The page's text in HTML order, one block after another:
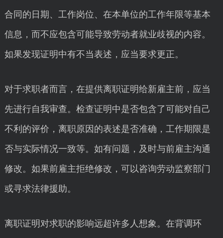
合同的日期、工作岗位、在本单位的工作年限等基本
信息，而不应包含可能导致劳动者就业歧视的内容。
如果发现证明中有不当表述，应当要求更正。
对于求职者而言，在提供离职证明给新雇主前，应当
先进行自我审查。检查证明中是否包含了可能对自己
不利的评价，离职原因的表述是否准确，工作期限是
否与实际情况一致等。如有问题，及时与前雇主沟通
修改。如果前雇主拒绝修改，可以咨询劳动监察部门
或寻求法律援助。
离职证明对求职的影响远超许多人想象。在背调环